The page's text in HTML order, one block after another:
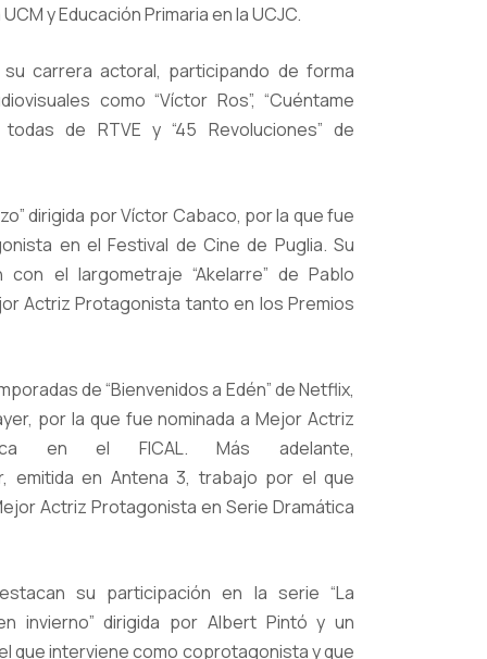
y Educación Primaria en la UCJC.
carrera actoral, participando de forma
como “Víctor Ros”, “Cuéntame
de RTVE y “45 Revoluciones” de
dirigida por Víctor Cabaco, por la que fue
en el Festival de Cine de Puglia. Su
el largometraje “Akelarre” de Pablo
Actriz Protagonista tanto en los Premios
de “Bienvenidos a Edén” de Netflix,
por la que fue nominada a Mejor Actriz
en el FICAL. Más adelante,
emitida en Antena 3, trabajo por el que
Actriz Protagonista en Serie Dramática
su participación en la serie “La
invierno” dirigida por Albert Pintó y un
que interviene como coprotagonista y que